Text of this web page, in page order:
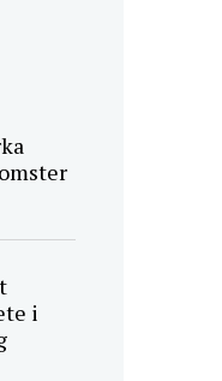
i